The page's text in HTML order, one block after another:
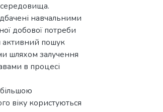
середовища.
навчальними
добової потреби
активний пошук
шляхом залучення
в процесі
віку користуються